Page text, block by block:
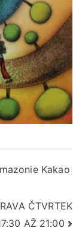
Kakao
ČTVRTEK
AŽ 21:00